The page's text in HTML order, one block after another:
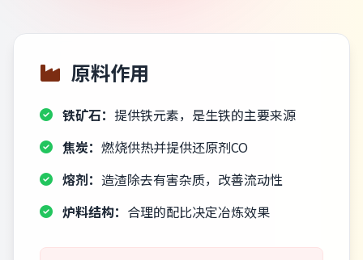
原料作用
铁矿石： 提供铁元素，是生铁的主要来源
焦炭： 燃烧供热并提供还原剂CO
熔剂： 造渣除去有害杂质，改善流动性
炉料结构： 合理的配比决定冶炼效果